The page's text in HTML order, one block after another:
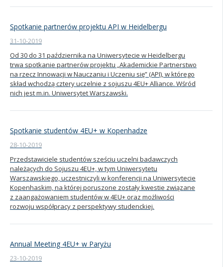
Spotkanie partnerów projektu API w Heidelbergu
31-10-2019
Od 30 do 31 października na Uniwersytecie w Heidelbergu
trwa spotkanie partnerów projektu „Akademickie Partnerstwo
na rzecz Innowacji w Nauczaniu i Uczeniu się” (API), w którego
skład wchodzą cztery uczelnie z sojuszu 4EU+ Alliance. Wśród
nich jest m.in. Uniwersytet Warszawski.
Spotkanie studentów 4EU+ w Kopenhadze
28-10-2019
Przedstawiciele studentów sześciu uczelni badawczych
należących do Sojuszu 4EU+, w tym Uniwersytetu
Warszawskiego, uczestniczyli w konferencji na Uniwersytecie
Kopenhaskim, na której poruszone zostały kwestie związane
z zaangażowaniem studentów w 4EU+ oraz możliwości
rozwoju współpracy z perspektywy studenckiej.
Annual Meeting 4EU+ w Paryżu
23-10-2019